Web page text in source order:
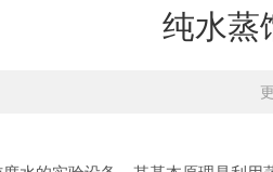
纯水蒸